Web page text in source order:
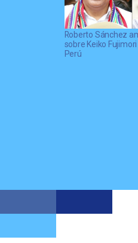
Roberto Sánchez
sobre Keiko
Perú